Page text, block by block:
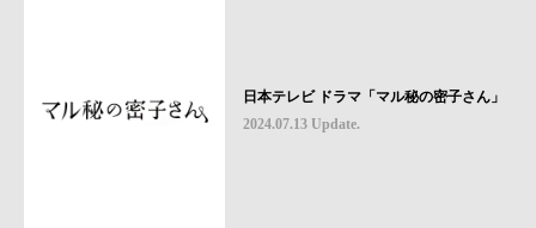
日本テレビ ドラマ「マル秘の密子さん」
2024.07.13 Update.